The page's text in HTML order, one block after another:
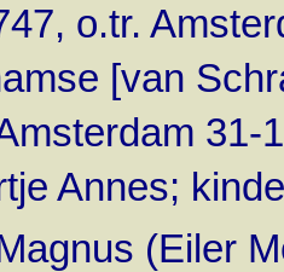
o.tr.
[van
Annes;
(Eiler